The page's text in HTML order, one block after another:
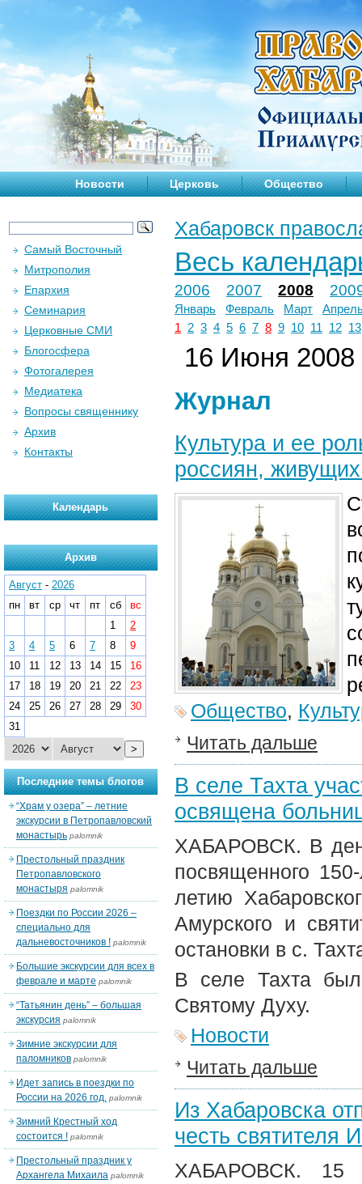
Новости Церковь Общество
Хабаровск
Весь
2006 2007 2008
Январь Февраль Март
1
2 3 4 5 6 7 8 9 10 11 12 13
16 Июня 2008
Журнал
Культура и ее
россиян,
Общество,
Читать дальше
В селе Тахта
освящена
ХАБАРОВСК. В
посвященного
летию
Амурского и
остановки в с.
В селе Тахта
Святому Духу.
Новости
Читать дальше
Из Хабаровска
честь святителя
ХАБАРОВСК. 15
Самый Восточный
Митрополия
Епархия
Семинария
Церковные СМИ
Блогосфера
Фотогалерея
Медиатека
Вопросы священнику
Архив
Контакты
Календарь
Архив
Август - 2026
пн
вт ср чт пт сб
вс
1
2
3
4 5 6 7 8
9
10
11 12 13 14 15
16
17
18 19 20 21 22
23
24
25 26 27 28 29
30
31
>
Последние темы блогов
“Храм у озера” – летние
экскурсии в Петропавловский
монастырь palomnik
Престольный праздник
Петропавловского
монастыря palomnik
Поездки по России 2026 –
специально для
дальневосточников ! palomnik
Большие экскурсии для всех в
феврале и марте palomnik
“Татьянин день” – большая
экскурсия palomnik
Зимние экскурсии для
паломников palomnik
Идет запись в поездки по
России на 2026 год. palomnik
Зимний Крестный ход
состоится ! palomnik
Престольный праздник у
Архангела Михаила palomnik